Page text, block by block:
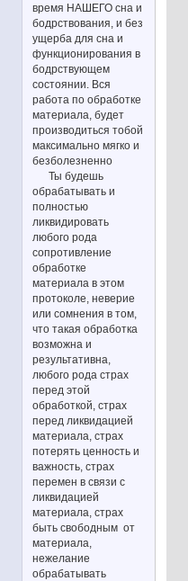
время НАШЕГО сна и
бодрствования, и без
ущерба для сна и
функционирования в
бодрствующем
состоянии. Вся
работа по обработке
материала, будет
производиться тобой
максимально мягко и
безболезненно
Ты будешь
обрабатывать и
полностью
ликвидировать
любого рода
сопротивление
обработке
материала в этом
протоколе, неверие
или сомнения в том,
что такая обработка
возможна и
результативна,
любого рода страх
перед этой
обработкой, страх
перед ликвидацией
материала, страх
потерять ценность и
важность, страх
перемен в связи с
ликвидацией
материала, страх
быть свободным от
материала,
нежелание
обрабатывать